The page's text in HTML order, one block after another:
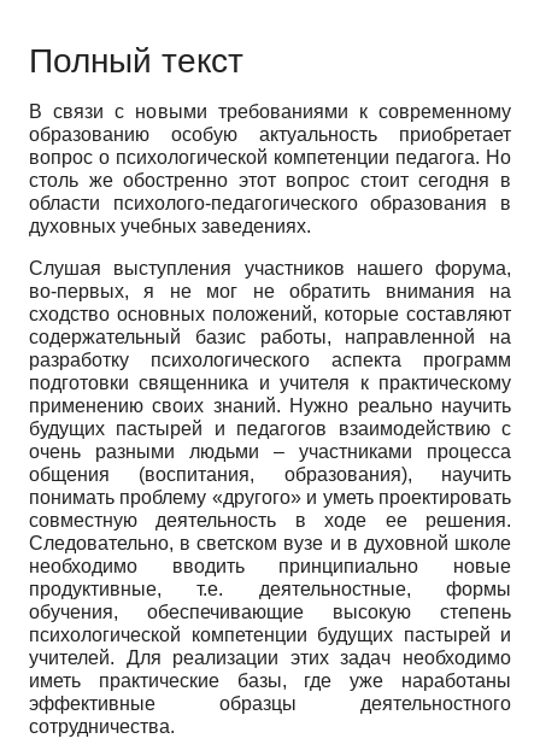
Полный текст
В связи с новыми требованиями к современному
образованию особую актуальность приобретает
вопрос о психологической компетенции педагога. Но
столь же обостренно этот вопрос стоит сегодня в
области психолого-педагогического образования в
духовных учебных заведениях.
Слушая выступления участников нашего форума,
во-первых, я не мог не обратить внимания на
сходство основных положений, которые составляют
содержательный базис работы, направленной на
разработку психологического аспекта программ
подготовки священника и учителя к практическому
применению своих знаний. Нужно реально научить
будущих пастырей и педагогов взаимодействию с
очень разными людьми – участниками процесса
общения (воспитания, образования), научить
понимать проблему «другого» и уметь проектировать
совместную деятельность в ходе ее решения.
Следовательно, в светском вузе и в духовной школе
необходимо вводить принципиально новые
продуктивные, т.е. деятельностные, формы
обучения, обеспечивающие высокую степень
психологической компетенции будущих пастырей и
учителей. Для реализации этих задач необходимо
иметь практические базы, где уже наработаны
эффективные образцы деятельностного
сотрудничества.